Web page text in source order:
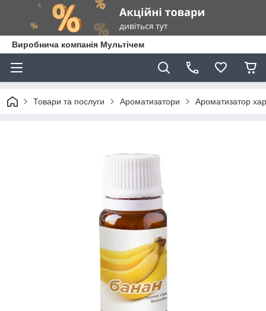
Виробнича компанія Мультічем
Товари та послуги Ароматизатори Ароматизатор